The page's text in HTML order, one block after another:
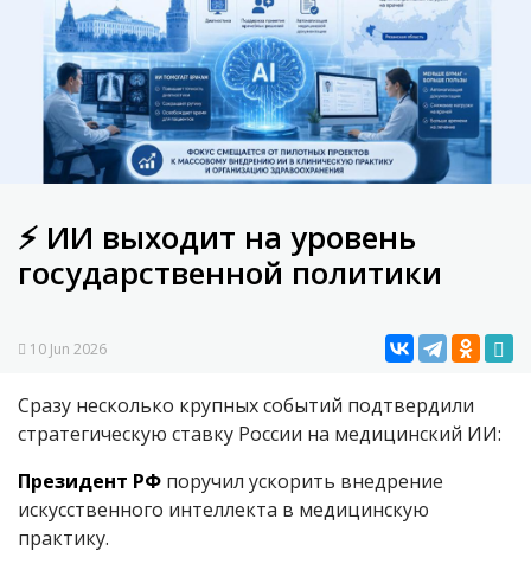
⚡ ИИ выходит на уровень
государственной политики
10 Jun 2026
Сразу несколько крупных событий подтвердили
стратегическую ставку России на медицинский ИИ:
Президент РФ поручил ускорить внедрение
искусственного интеллекта в медицинскую
практику.